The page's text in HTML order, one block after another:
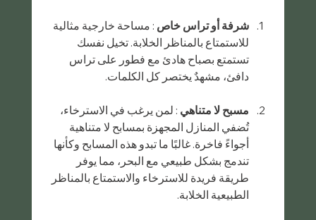
شرفة أو تراس خاص : مساحة خارجية مثالية
للاستمتاع بالمناظر الخلابة. تخيل نفسك
تستمتع بصباح هادئ مع فطور على تراس
دافئ، مشهدٌ يختصر كل الكلمات.
مسبح لا متناهي : لمن يرغب في الاسترخاء،
تُضفي المنازل المجهزة بمسابح لا متناهية
أجواءً فاخرة. غالبًا ما تبدو هذه المسابح وكأنها
تندمج بشكل طبيعي مع البحر، مما يوفر
طريقة فريدة للاسترخاء والاستمتاع بالمناظر
الطبيعية الخلابة.